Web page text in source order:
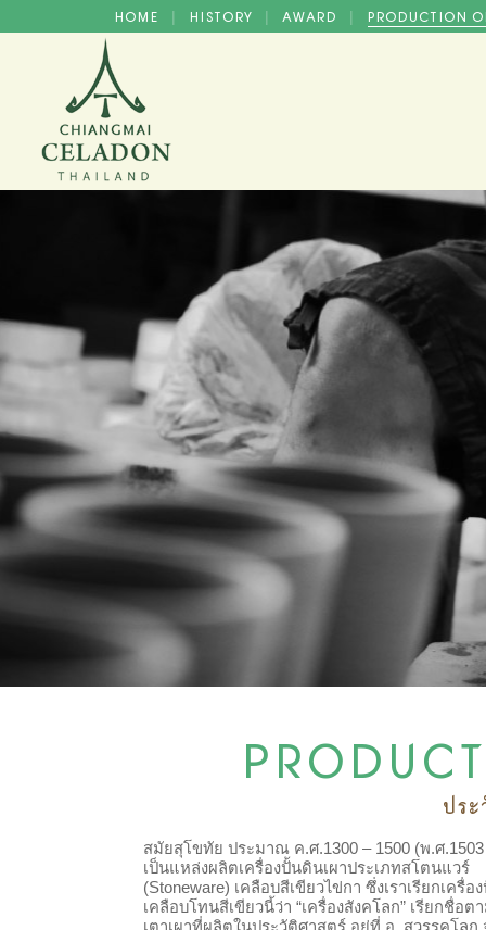
HOME | HISTORY | AWARD | PRODUCTION
ปร
สมัยสุโขทัย ประมาณ ค.ศ.1300 – 1500 (พ.ศ.1503
เป็นแหล่งผลิตเครื่องปั้นดินเผาประเภทสโตนแวร์
(Stoneware) เคลือบสีเขียวไข่กา ซึ่งเราเรียกเครื่อ
เคลือบโทนสีเขียวนี้ว่า “เครื่องสังคโลก” เรียกชื่อต